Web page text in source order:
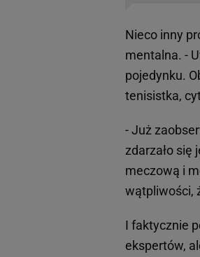
Nieco inny
mentalna. -
pojedynku.
tenisistka,
- Już
zdarzało się
meczową i
wątpliwości,
I faktycznie
ekspertów,